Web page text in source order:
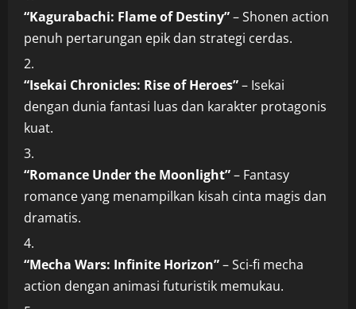
“Kagurabachi: Flame of Destiny”– Shonen action
penuh pertarungan epik dan strategi cerdas.
“Isekai Chronicles: Rise of Heroes”– Isekai
dengan dunia fantasi luas dan karakter protagonis
kuat.
“Romance Under the Moonlight”– Fantasy
romance yang menampilkan kisah cinta magis dan
dramatis.
“Mecha Wars: Infinite Horizon”– Sci-fi mecha
action dengan animasi futuristik memukau.